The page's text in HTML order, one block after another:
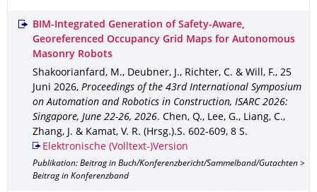
BIM-Integrated Generation of Safety-Aware,
Georeferenced Occupancy Grid Maps for Autonomous
Masonry Robots
Shakoorianfard, M., Deubner, J., Richter, C. & Will, F., 25
Juni 2026, Proceedings of the 43rd International Symposium
on Automation and Robotics in Construction, ISARC 2026:
Singapore, June 22-26, 2026. Chen, Q., Lee, G., Liang, C.,
Zhang, J. & Kamat, V. R. (Hrsg.).S. 602-609, 8 S.
Elektronische (Volltext-)Version
Publikation: Beitrag in Buch/Konferenzbericht/Sammelband/Gutachten >
Beitrag in Konferenzband